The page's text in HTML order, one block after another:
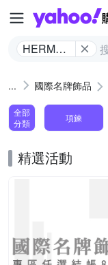
HERMES
國際名牌飾品
全部
分類
項鍊
精選活動